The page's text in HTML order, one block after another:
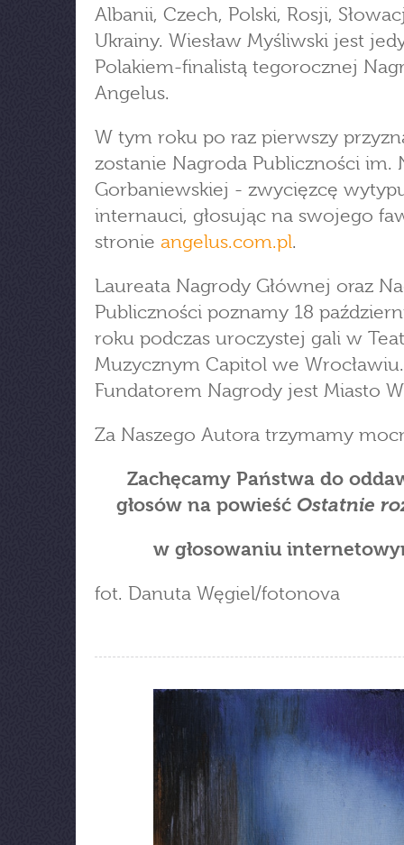
Albanii, Czech, Polski, Rosji,
Ukrainy. Wiesław Myśliwski jest
Polakiem-finalistą tegorocznej
Angelus.
W tym roku po raz pierwszy
zostanie Nagroda Publiczności im.
Gorbaniewskiej - zwycięzcę
internauci, głosując na swojego
stronie angelus.com.pl.
Laureata Nagrody Głównej oraz
Publiczności poznamy 18
roku podczas uroczystej gali w
Muzycznym Capitol we Wrocławiu.
Fundatorem Nagrody jest Miasto
Za Naszego Autora trzymamy
Zachęcamy Państwa do
głosów na powieść Ostatnie
w głosowaniu
fot. Danuta Węgiel/fotonova